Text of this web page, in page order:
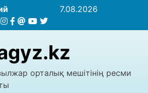
7.08.2026
орталық мешітінің ресми